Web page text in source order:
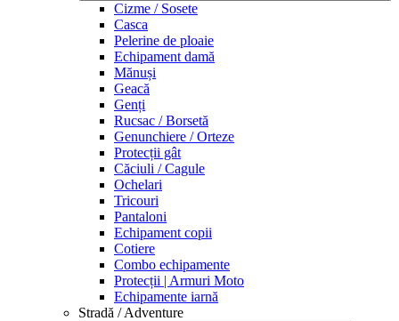
Cizme / Sosete
Casca
Pelerine de ploaie
Echipament damă
Mănuși
Geacă
Genți
Rucsac / Borsetă
Genunchiere / Orteze
Protecții gât
Căciuli / Cagule
Ochelari
Tricouri
Pantaloni
Echipament copii
Cotiere
Combo echipamente
Protecții | Armuri Moto
Echipamente iarnă
Stradă / Adventure